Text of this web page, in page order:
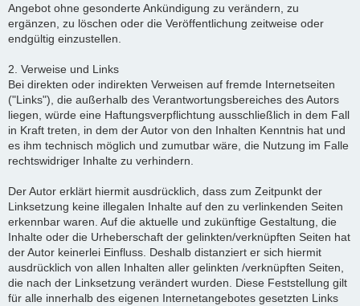
Angebot ohne gesonderte Ankündigung zu verändern, zu
ergänzen, zu löschen oder die Veröffentlichung zeitweise oder
endgültig einzustellen.
2. Verweise und Links
Bei direkten oder indirekten Verweisen auf fremde Internetseiten
("Links"), die außerhalb des Verantwortungsbereiches des Autors
liegen, würde eine Haftungsverpflichtung ausschließlich in dem Fall
in Kraft treten, in dem der Autor von den Inhalten Kenntnis hat und
es ihm technisch möglich und zumutbar wäre, die Nutzung im Falle
rechtswidriger Inhalte zu verhindern.
Der Autor erklärt hiermit ausdrücklich, dass zum Zeitpunkt der
Linksetzung keine illegalen Inhalte auf den zu verlinkenden Seiten
erkennbar waren. Auf die aktuelle und zukünftige Gestaltung, die
Inhalte oder die Urheberschaft der gelinkten/verknüpften Seiten hat
der Autor keinerlei Einfluss. Deshalb distanziert er sich hiermit
ausdrücklich von allen Inhalten aller gelinkten /verknüpften Seiten,
die nach der Linksetzung verändert wurden. Diese Feststellung gilt
für alle innerhalb des eigenen Internetangebotes gesetzten Links